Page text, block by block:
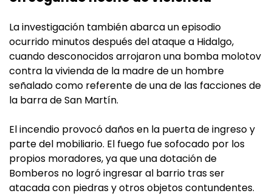
La investigación también abarca un episodio
ocurrido minutos después del ataque a Hidalgo,
cuando desconocidos arrojaron una bomba molotov
contra la vivienda de la madre de un hombre
señalado como referente de una de las facciones de
la barra de San Martín.
El incendio provocó daños en la puerta de ingreso y
parte del mobiliario. El fuego fue sofocado por los
propios moradores, ya que una dotación de
Bomberos no logró ingresar al barrio tras ser
atacada con piedras y otros objetos contundentes.